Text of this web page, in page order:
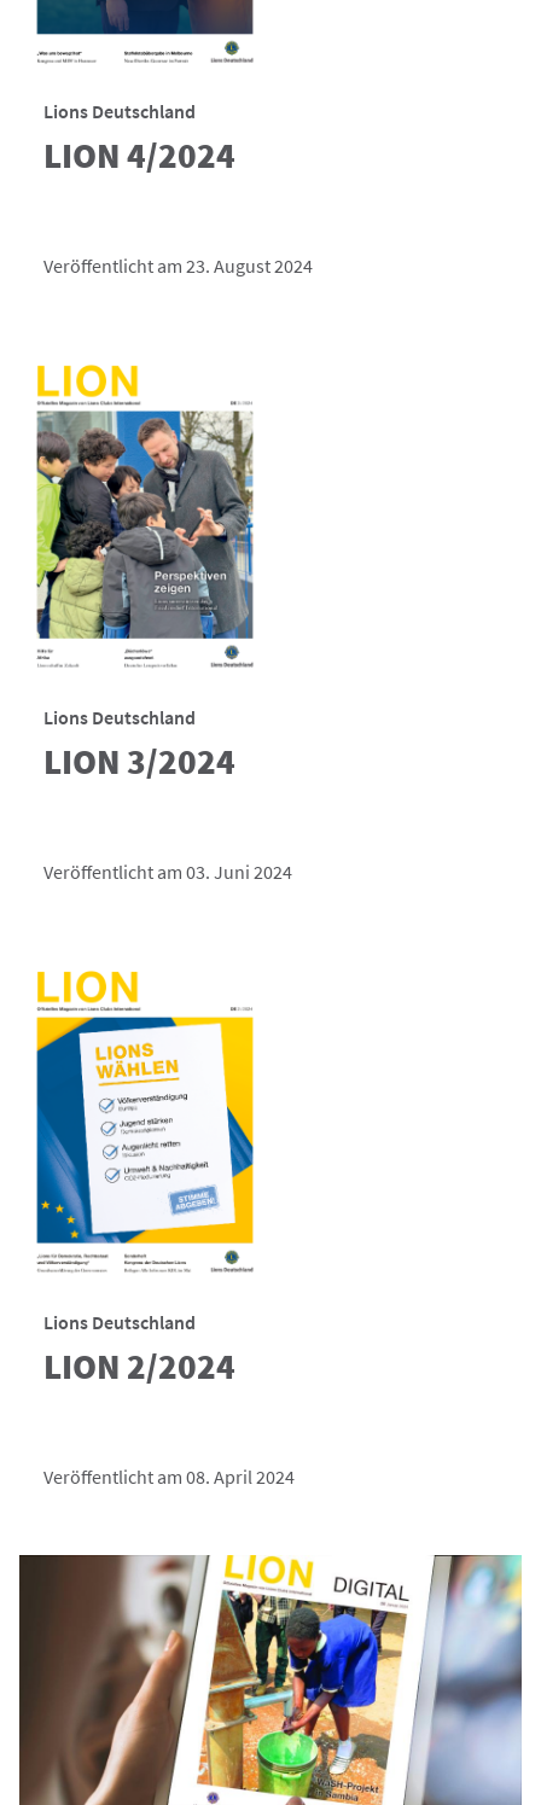
Lions Deutschland
LION 4/2024
Veröffentlicht am 23. August 2024
Lions Deutschland
LION 3/2024
Veröffentlicht am 03. Juni 2024
Lions Deutschland
LION 2/2024
Veröffentlicht am 08. April 2024